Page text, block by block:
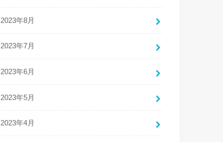
2023年8月
2023年7月
2023年6月
2023年5月
2023年4月